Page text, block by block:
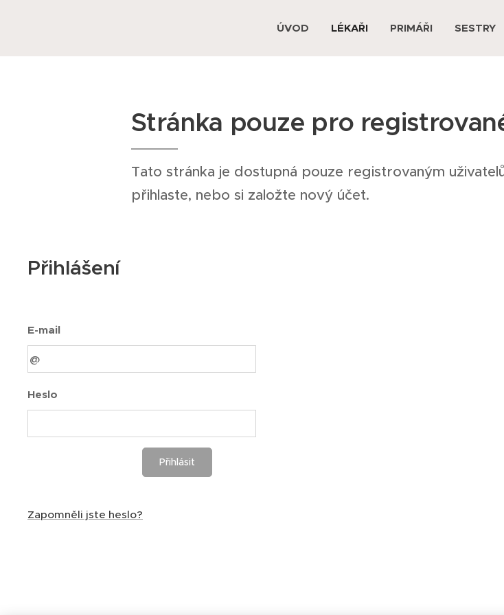
ÚVOD LÉKAŘI PRIMÁŘI SESTRY
Stránka pouze pro
Tato stránka je dostupná pouze registrovaným
přihlaste, nebo si založte nový účet.
Přihlášení
E-mail
Heslo
Přihlásit
Zapomněli jste heslo?